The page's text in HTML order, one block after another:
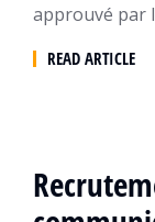
approuvé par
READ ARTICLE